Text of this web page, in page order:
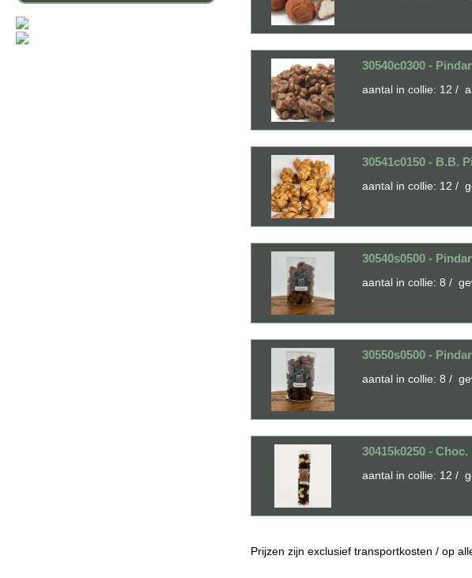
30540c0300 -
aantal in collie: 12 /
30541c0150 - B.B.
aantal in collie: 12 /
30540s0500 -
aantal in collie: 8 /
30550s0500 -
aantal in collie: 8 /
30415k0250 -
aantal in collie: 12 /
Prijzen zijn exclusief transportkosten / op